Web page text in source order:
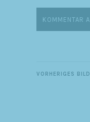
VORHERIGES BILD